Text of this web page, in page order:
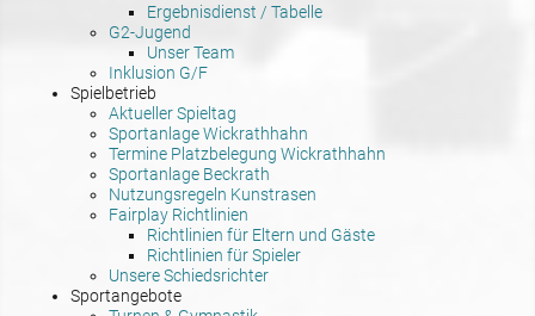
Ergebnisdienst / Tabelle
G2-Jugend
Unser Team
Inklusion G/F
Spielbetrieb
Aktueller Spieltag
Sportanlage Wickrathhahn
Termine Platzbelegung Wickrathhahn
Sportanlage Beckrath
Nutzungsregeln Kunstrasen
Fairplay Richtlinien
Richtlinien für Eltern und Gäste
Richtlinien für Spieler
Unsere Schiedsrichter
Sportangebote